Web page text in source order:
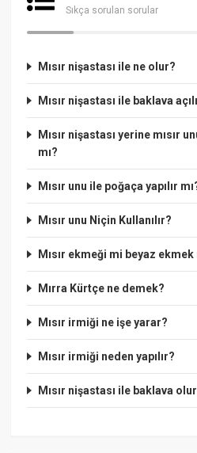
Sıkça sorulan sorular
Mısır nişastası ile ne olur?
Mısır nişastası ile baklava
Mısır nişastası yerine mısır
mı?
Mısır unu ile poğaça yapılır
Mısır unu Niçin Kullanılır?
Mısır ekmeği mi beyaz ekmek
Mırra Kürtçe ne demek?
Mısır irmiği ne işe yarar?
Mısır irmiği neden yapılır?
Mısır nişastası ile baklava